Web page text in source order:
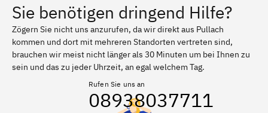
Sie benötigen dringend Hilfe?
Zögern Sie nicht uns anzurufen, da wir direkt aus Pullach
kommen und dort mit mehreren Standorten vertreten sind,
brauchen wir meist nicht länger als 30 Minuten um bei Ihnen zu
sein und das zu jeder Uhrzeit, an egal welchem Tag.
Rufen Sie uns an
08938037711